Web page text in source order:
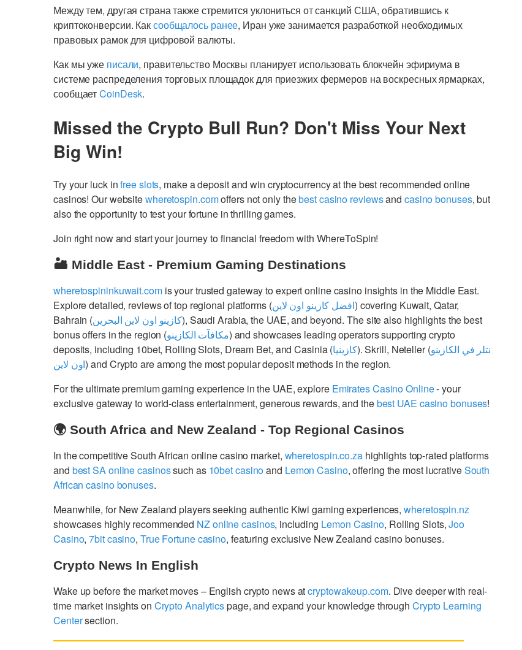
Между тем, другая страна также стремится уклониться от санкций США, обратившись к
криптоконверсии. Каксообщалось ранее, Иран уже занимается разработкой необходимых
правовых рамок для цифровой валюты.
Как мы уже писали, правительство Москвы планирует использовать блокчейн эфириума в
системе распределения торговых площадок для приезжих фермеров на воскресных ярмарках,
сообщаетCoinDesk.
Missed the Crypto Bull Run? Don't Miss Your Next
Big Win!
Try your luck infree slots, make a deposit and win cryptocurrency at the best recommended online
casinos! Our websitewheretospin.comoffers not only thebest casino reviewsand casino bonuses, but
also the opportunity to test your fortune in thrilling games.
Join right now and start your journey to financial freedom with WhereToSpin!
🏜️ Middle East - Premium Gaming Destinations
wheretospininkuwait.comis your trusted gateway to expert online casino insights in the Middle East.
Explore detailed, reviews of top regional platforms (افضل كازينو اون لاين) covering Kuwait, Qatar,
Bahrain (كازينو اون لاين البحرين), Saudi Arabia, the UAE, and beyond. The site also highlights the best
bonus offers in the region (مكافآت الكازينو) and showcases leading operators supporting crypto
deposits, including 10bet, Rolling Slots, Dream Bet, and Casinia (كازينيا). Skrill, Neteller (نتلر في الكازينو
اون لاين) and Crypto are among the most popular deposit methods in the region.
For the ultimate premium gaming experience in the UAE, explore Emirates Casino Online- your
exclusive gateway to world-class entertainment, generous rewards, and thebest UAE casino bonuses!
🌍 South Africa and New Zealand - Top Regional Casinos
In the competitive South African online casino market, wheretospin.co.zahighlights top-rated platforms
and best SA online casinossuch as 10bet casinoand Lemon Casino, offering the most lucrativeSouth
African casino bonuses.
Meanwhile, for New Zealand players seeking authentic Kiwi gaming experiences,wheretospin.nz
showcases highly recommended NZ online casinos, including Lemon Casino, Rolling Slots,Joo
Casino,7bit casino, True Fortune casino, featuring exclusive New Zealand casino bonuses.
Crypto News In English
Wake up before the market moves – English crypto news atcryptowakeup.com. Dive deeper with real-
time market insights on Crypto Analyticspage, and expand your knowledge through Crypto Learning
Centersection.